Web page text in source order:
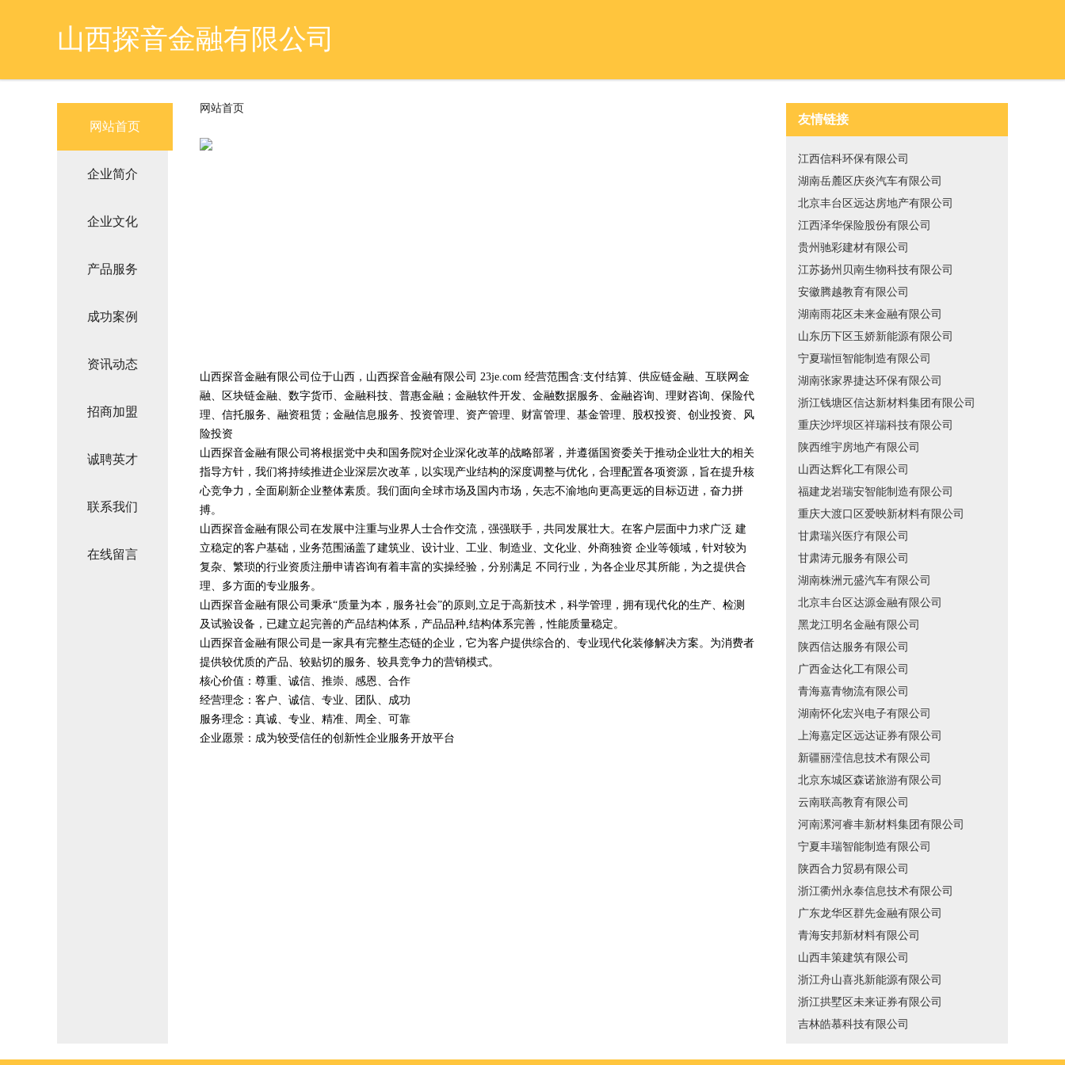
山西探音金融有限公司
网站首页
企业简介
企业文化
产品服务
成功案例
资讯动态
招商加盟
诚聘英才
联系我们
在线留言
网站首页
山西探音金融有限公司位于山西，山西探音金融有限公司 23je.com 经营范围含:支付结算、供应链金融、互联网金
融、区块链金融、数字货币、金融科技、普惠金融；金融软件开发、金融数据服务、金融咨询、理财咨询、保险代
理、信托服务、融资租赁；金融信息服务、投资管理、资产管理、财富管理、基金管理、股权投资、创业投资、风
险投资
山西探音金融有限公司将根据党中央和国务院对企业深化改革的战略部署，并遵循国资委关于推动企业壮大的相关
指导方针，我们将持续推进企业深层次改革，以实现产业结构的深度调整与优化，合理配置各项资源，旨在提升核
心竞争力，全面刷新企业整体素质。我们面向全球市场及国内市场，矢志不渝地向更高更远的目标迈进，奋力拼
搏。
山西探音金融有限公司在发展中注重与业界人士合作交流，强强联手，共同发展壮大。在客户层面中力求广泛 建
立稳定的客户基础，业务范围涵盖了建筑业、设计业、工业、制造业、文化业、外商独资 企业等领域，针对较为
复杂、繁琐的行业资质注册申请咨询有着丰富的实操经验，分别满足 不同行业，为各企业尽其所能，为之提供合
理、多方面的专业服务。
山西探音金融有限公司秉承“质量为本，服务社会”的原则,立足于高新技术，科学管理，拥有现代化的生产、检测
及试验设备，已建立起完善的产品结构体系，产品品种,结构体系完善，性能质量稳定。
山西探音金融有限公司是一家具有完整生态链的企业，它为客户提供综合的、专业现代化装修解决方案。为消费者
提供较优质的产品、较贴切的服务、较具竞争力的营销模式。
核心价值：尊重、诚信、推崇、感恩、合作
经营理念：客户、诚信、专业、团队、成功
服务理念：真诚、专业、精准、周全、可靠
企业愿景：成为较受信任的创新性企业服务开放平台
友情链接
江西信科环保有限公司
湖南岳麓区庆炎汽车有限公司
北京丰台区远达房地产有限公司
江西泽华保险股份有限公司
贵州驰彩建材有限公司
江苏扬州贝南生物科技有限公司
安徽腾越教育有限公司
湖南雨花区未来金融有限公司
山东历下区玉娇新能源有限公司
宁夏瑞恒智能制造有限公司
湖南张家界捷达环保有限公司
浙江钱塘区信达新材料集团有限公司
重庆沙坪坝区祥瑞科技有限公司
陕西维宇房地产有限公司
山西达辉化工有限公司
福建龙岩瑞安智能制造有限公司
重庆大渡口区爱映新材料有限公司
甘肃瑞兴医疗有限公司
甘肃涛元服务有限公司
湖南株洲元盛汽车有限公司
北京丰台区达源金融有限公司
黑龙江明名金融有限公司
陕西信达服务有限公司
广西金达化工有限公司
青海嘉青物流有限公司
湖南怀化宏兴电子有限公司
上海嘉定区远达证券有限公司
新疆丽滢信息技术有限公司
北京东城区森诺旅游有限公司
云南联高教育有限公司
河南漯河睿丰新材料集团有限公司
宁夏丰瑞智能制造有限公司
陕西合力贸易有限公司
浙江衢州永泰信息技术有限公司
广东龙华区群先金融有限公司
青海安邦新材料有限公司
山西丰策建筑有限公司
浙江舟山喜兆新能源有限公司
浙江拱墅区未来证券有限公司
吉林皓慕科技有限公司